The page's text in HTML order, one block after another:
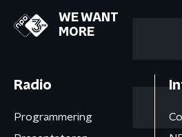
WE WANT
MORE
Radio
Programmering